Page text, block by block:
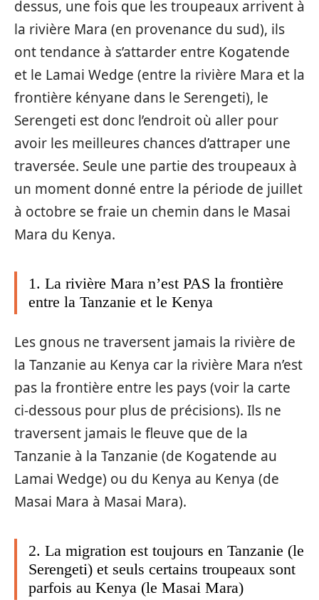
dessus, une fois que les troupeaux arrivent à
la rivière Mara (en provenance du sud), ils
ont tendance à s’attarder entre Kogatende
et le Lamai Wedge (entre la rivière Mara et la
frontière kényane dans le Serengeti), le
Serengeti est donc l’endroit où aller pour
avoir les meilleures chances d’attraper une
traversée. Seule une partie des troupeaux à
un moment donné entre la période de juillet
à octobre se fraie un chemin dans le Masai
Mara du Kenya.
1. La rivière Mara n’est PAS la frontière
entre la Tanzanie et le Kenya
Les gnous ne traversent jamais la rivière de
la Tanzanie au Kenya car la rivière Mara n’est
pas la frontière entre les pays (voir la carte
ci-dessous pour plus de précisions). Ils ne
traversent jamais le fleuve que de la
Tanzanie à la Tanzanie (de Kogatende au
Lamai Wedge) ou du Kenya au Kenya (de
Masai Mara à Masai Mara).
2. La migration est toujours en Tanzanie (le
Serengeti) et seuls certains troupeaux sont
parfois au Kenya (le Masai Mara)